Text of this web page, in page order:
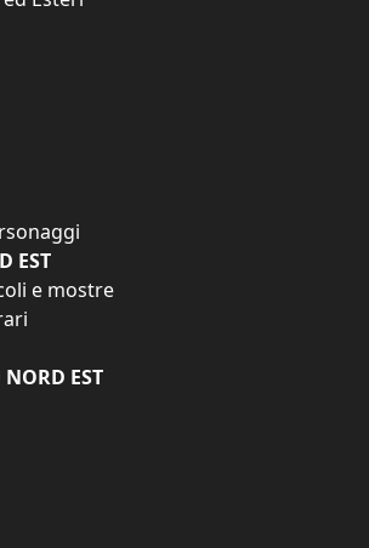
EST
e mostre
EST